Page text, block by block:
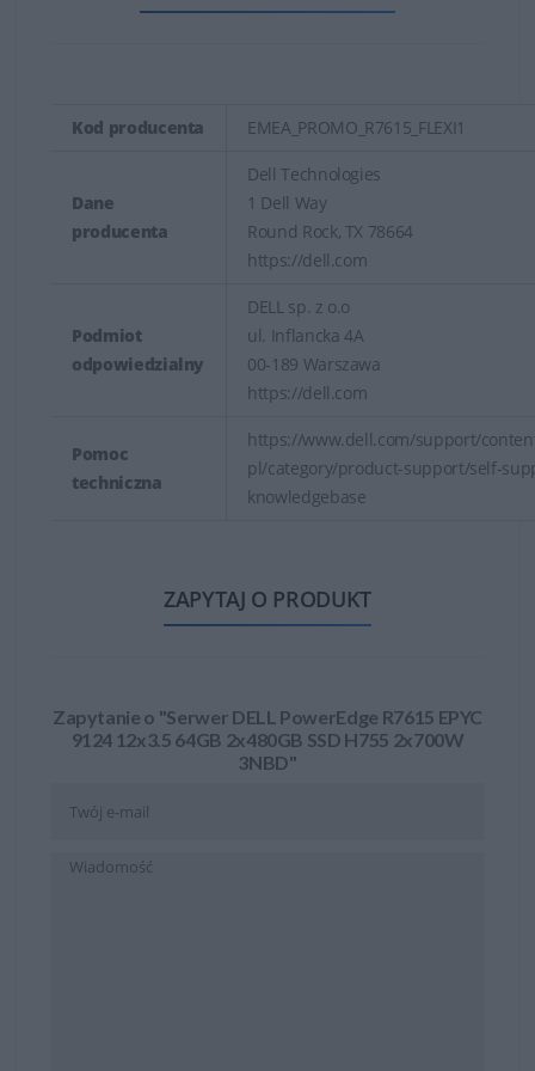
Kod producenta EMEA_PROMO_R7615_FLEXI1
Dane
producenta
Dell Technologies
1 Dell Way
Round Rock, TX 78664
https://dell.com
Podmiot
odpowiedzialny
DELL sp. z o.o
ul. Inflancka 4A
00-189 Warszawa
https://dell.com
Pomoc
techniczna
https://www.dell.com/support/
pl/category/product-support/self-
knowledgebase
ZAPYTAJ O PRODUKT
Zapytanie o "Serwer DELL PowerEdge R7615 EPYC
9124 12x3.5 64GB 2x480GB SSD H755 2x700W
3NBD"